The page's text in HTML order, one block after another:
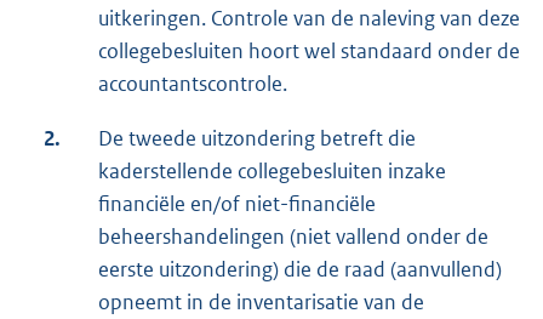
uitkeringen. Controle van de naleving van deze
collegebesluiten hoort wel standaard onder de
accountantscontrole.
2.
De tweede uitzondering betreft die
kaderstellende collegebesluiten inzake
financiële en/of niet-financiële
beheershandelingen (niet vallend onder de
eerste uitzondering) die de raad (aanvullend)
opneemt in de inventarisatie van de